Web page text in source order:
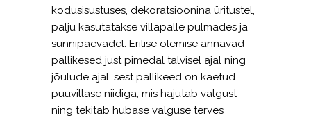
kodusisustuses, dekoratsioonina üritustel,
palju kasutatakse villapalle pulmades ja
sünnipäevadel. Erilise olemise annavad
pallikesed just pimedal talvisel ajal ning
jõulude ajal, sest pallikeed on kaetud
puuvillase niidiga, mis hajutab valgust
ning tekitab hubase valguse terves